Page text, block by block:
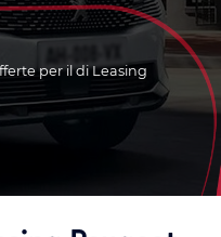
per il di Leasing